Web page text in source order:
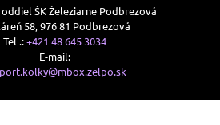
ŠK Železiarne Podbrezová
58, 976 81 Podbrezová
Tel .:+421 48 645 3034
E-mail: